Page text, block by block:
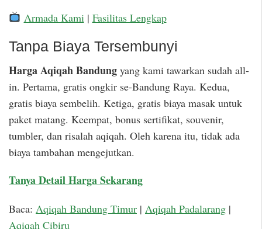
Armada Kami | Fasilitas Lengkap
Tanpa Biaya Tersembunyi
Harga Aqiqah Bandung yang kami tawarkan sudah all-
in. Pertama, gratis ongkir se-Bandung Raya. Kedua,
gratis biaya sembelih. Ketiga, gratis biaya masak untuk
paket matang. Keempat, bonus sertifikat, souvenir,
tumbler, dan risalah aqiqah. Oleh karena itu, tidak ada
biaya tambahan mengejutkan.
Tanya Detail Harga Sekarang
Baca: Aqiqah Bandung Timur | Aqiqah Padalarang |
Aqiqah Cibiru